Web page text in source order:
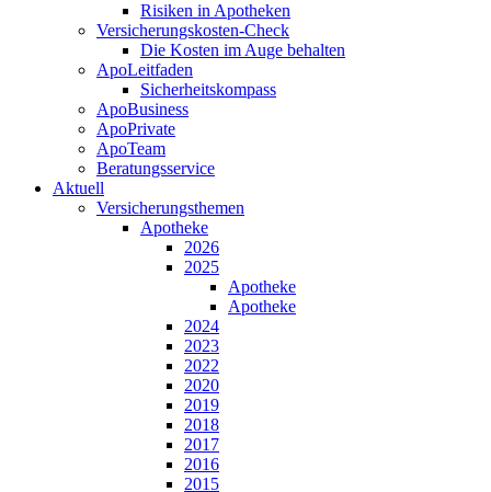
Risiken in Apotheken
Versicherungskosten-Check
Die Kosten im Auge behalten
ApoLeitfaden
Sicherheitskompass
ApoBusiness
ApoPrivate
ApoTeam
Beratungsservice
Aktuell
Versicherungsthemen
Apotheke
2026
2025
Apotheke
Apotheke
2024
2023
2022
2020
2019
2018
2017
2016
2015